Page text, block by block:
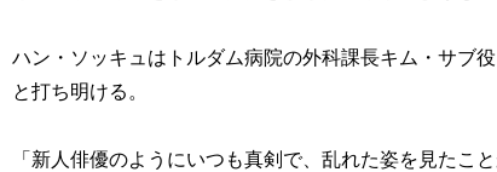
ハン・ソッキュはトルダム病院の外科課長キム・サブ
と打ち明ける。
「新人俳優のようにいつも真剣で、乱れた姿を見た